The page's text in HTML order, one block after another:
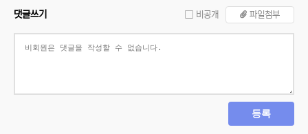
댓글쓰기 비공개 파일첨부
등록